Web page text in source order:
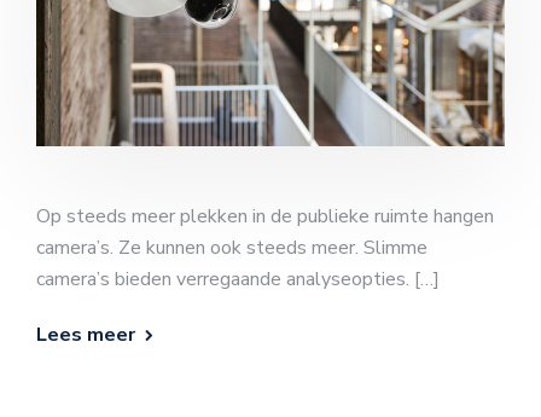
Op steeds meer plekken in de publieke ruimte hangen
camera’s. Ze kunnen ook steeds meer. Slimme
camera’s bieden verregaande analyseopties. […]
Lees meer